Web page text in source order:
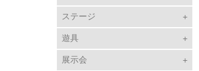
ステージ
遊具
展示会